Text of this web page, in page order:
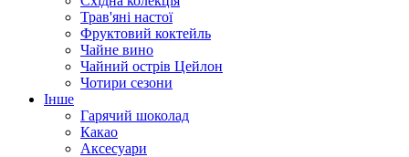
Трав'яні настої
Фруктовий коктейль
Чайне вино
Чайний острів Цейлон
Чотири сезони
Інше
Гарячий шоколад
Какао
Аксесуари